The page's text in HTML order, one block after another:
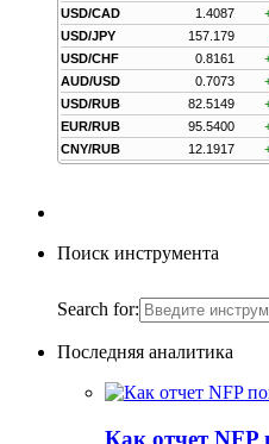
USD/CAD
1.4087
USD/JPY
157.179
USD/CHF
0.8161
AUD/USD
0.7073
USD/RUB
82.5149
EUR/RUB
95.5400
CNY/RUB
12.1917
Поиск инструмента
Search for:
Последняя аналитика
Как отчет NFP